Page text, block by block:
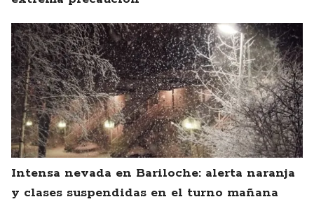
Intensa nevada en Bariloche: alerta naranja
y clases suspendidas en el turno mañana